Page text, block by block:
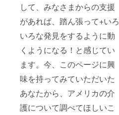
して、みなさまからの支援
があれば、踏ん張って+いろ
いろな発見をするように動
くようになる！と感じてい
ます。今、このページに興
味を持ってみていただいた
あなたから、アメリカの介
護について調べてほしいこ